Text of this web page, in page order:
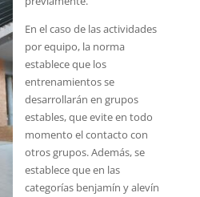
En el caso de las actividades
por equipo, la norma
establece que los
entrenamientos se
desarrollarán en grupos
estables, que evite en todo
momento el contacto con
otros grupos. Además, se
establece que en las
categorías benjamín y alevín